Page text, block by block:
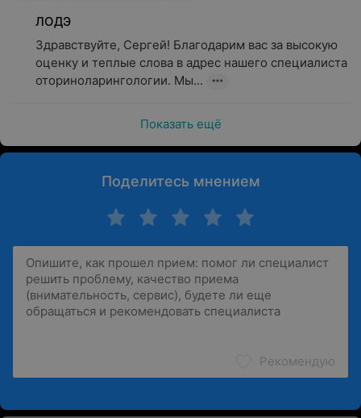
ЛОДЭ
Здравствуйте, Сергей! Благодарим вас за высокую
оценку и теплые слова в адрес нашего специалиста
оториноларингологии. Мы...
Показать ещё
Поделитесь мнением
Рекомендую